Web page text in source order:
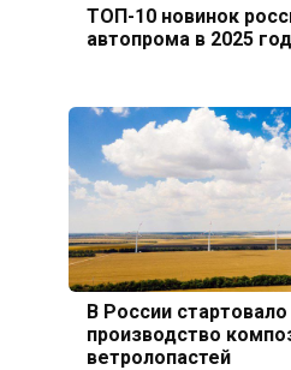
ТОП-10 новинок
автопрома в 2025
В России
производство
ветролопастей